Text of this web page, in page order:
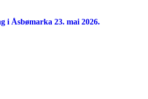
i Åsbømarka 23. mai 2026.